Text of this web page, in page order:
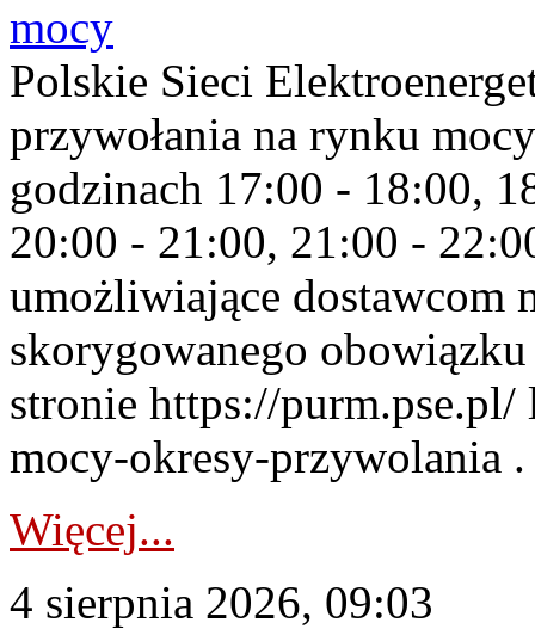
mocy
Polskie Sieci
przywołania na rynku
godzinach 17:00 - 18:00,
20:00 - 21:00, 21:00 -
umożliwiające dostawcom
skorygowanego
stronie https://
mocy-okresy-przywolania
Więcej...
4 sierpnia 2026, 09:03